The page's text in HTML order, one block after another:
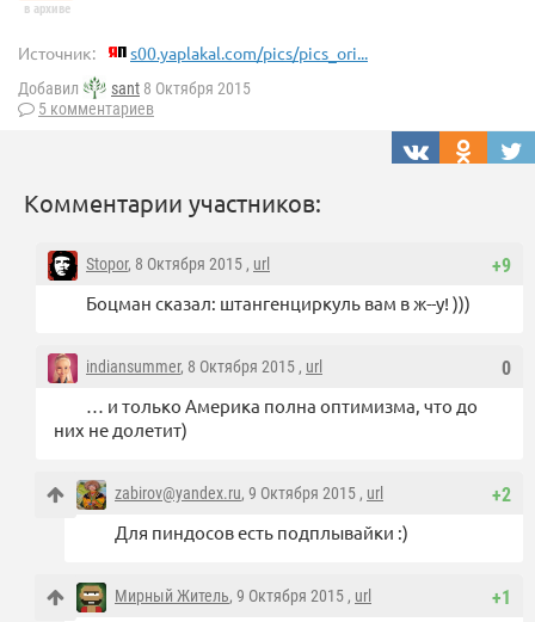
в архиве
Источник: s00.yaplakal.com/pics/pics_ori...
Добавил sant 8 Октября 2015
5 комментариев
Комментарии участников:
+9
Stopor, 8 Октября 2015 , url
Боцман сказал: штангенциркуль вам в ж--у! )))
0
indiansummer, 8 Октября 2015 , url
… и только Америка полна оптимизма, что до
них не долетит)
+2
zabirov@yandex.ru, 9 Октября 2015 , url
Для пиндосов есть подплывайки :)
+1
Мирный Житель, 9 Октября 2015 , url